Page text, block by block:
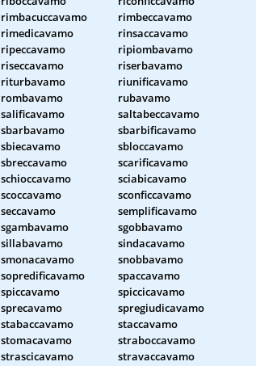
rimbacuccavamo
rimbeccavamo
rimedicavamo
rinsaccavamo
ripeccavamo
ripiombavamo
riseccavamo
riserbavamo
riturbavamo
riunificavamo
rombavamo
rubavamo
salificavamo
saltabeccavamo
sbarbavamo
sbarbificavamo
sbiecavamo
sbloccavamo
sbreccavamo
scarificavamo
schioccavamo
sciabicavamo
scoccavamo
sconficcavamo
seccavamo
semplificavamo
sgambavamo
sgobbavamo
sillabavamo
sindacavamo
smonacavamo
snobbavamo
sopredificavamo
spaccavamo
spiccavamo
spiccicavamo
sprecavamo
spregiudicavamo
stabaccavamo
staccavamo
stomacavamo
straboccavamo
strascicavamo
stravaccavamo